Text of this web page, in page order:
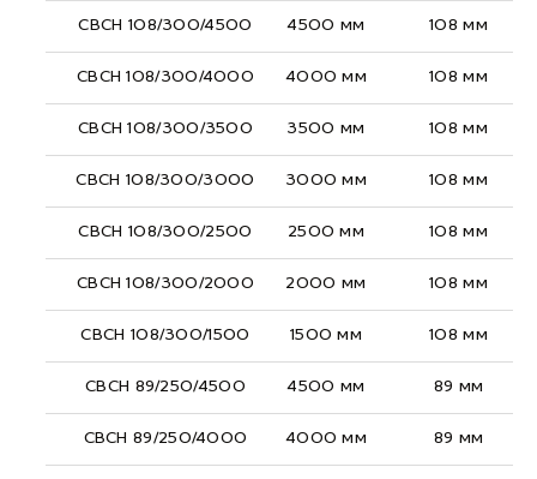
СВСН 108/300/4500 4500 мм 108 мм
СВСН 108/300/4000 4000 мм 108 мм
СВСН 108/300/3500 3500 мм 108 мм
СВСН 108/300/3000 3000 мм 108 мм
СВСН 108/300/2500 2500 мм 108 мм
СВСН 108/300/2000 2000 мм 108 мм
СВСН 108/300/1500 1500 мм 108 мм
СВСН 89/250/4500 4500 мм 89 мм
СВСН 89/250/4000 4000 мм 89 мм